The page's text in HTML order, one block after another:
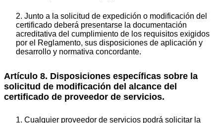
2. Junto a la solicitud de expedición o modificación del
certificado deberá presentarse la documentación
acreditativa del cumplimiento de los requisitos exigidos
por el Reglamento, sus disposiciones de aplicación y
desarrollo y normativa concordante.
Artículo 8. Disposiciones específicas sobre la
solicitud de modificación del alcance del
certificado de proveedor de servicios.
1. Cualquier proveedor de servicios podrá solicitar la